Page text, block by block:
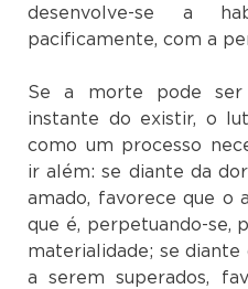
desenvolve-se a
pacificamente, com a
Se a morte pode
instante do existir, o
como um processo
ir além: se diante da
amado, favorece que o
que é, perpetuando-se,
materialidade; se
a serem superados,